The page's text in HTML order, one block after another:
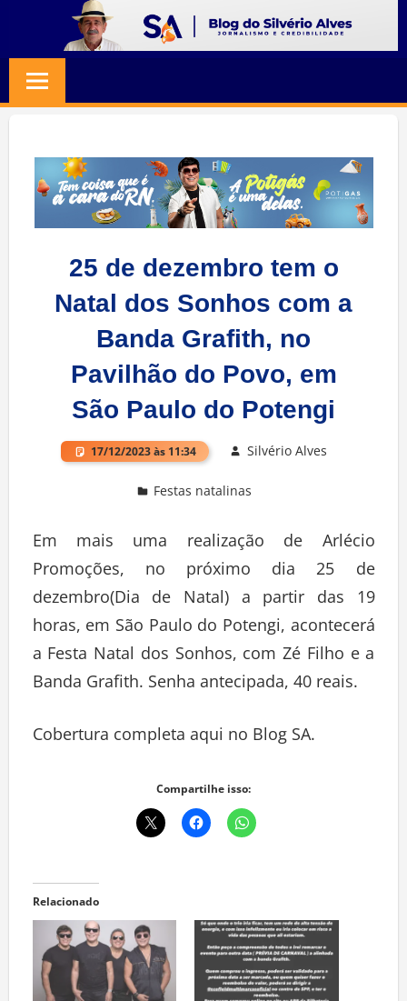
content
SILVERIO
ALVES
Jornalismo
Credibilidade
25 de dezembro tem o
Natal dos Sonhos com a
Banda Grafith, no
Pavilhão do Povo, em
São Paulo do Potengi
17/12/2023 às 11:34 Silvério Alves
Festas natalinas
Em mais uma realização de Arlécio
Promoções, no próximo dia 25 de
dezembro(Dia de Natal) a partir das 19
horas, em São Paulo do Potengi, acontecerá
a Festa Natal dos Sonhos, com Zé Filho e a
Banda Grafith. Senha antecipada, 40 reais.
Cobertura completa aqui no Blog SA.
Compartilhe isso:
Relacionado